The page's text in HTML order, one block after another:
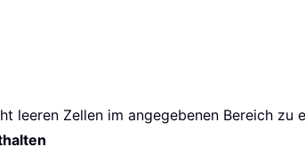
leeren Zellen im angegebenen Bereich zu